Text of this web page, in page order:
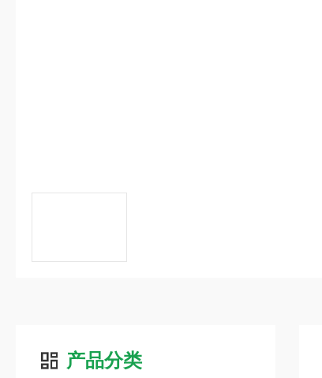
产品分类